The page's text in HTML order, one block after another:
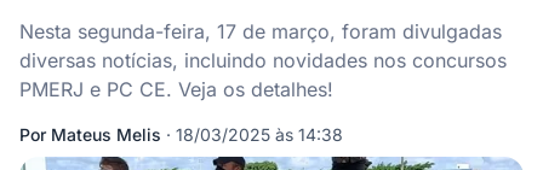
Nesta segunda-feira, 17 de março, foram divulgadas
diversas notícias, incluindo novidades nos concursos
PMERJ e PC CE. Veja os detalhes!
Por Mateus Melis · 18/03/2025 às 14:38